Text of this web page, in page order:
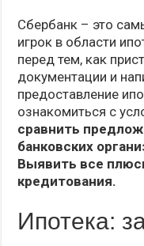
Сбербанк – это
игрок в области
перед тем, как
документации и
предоставление
ознакомиться с
сравнить
банковских
Выявить все
кредитования.
Ипотека: